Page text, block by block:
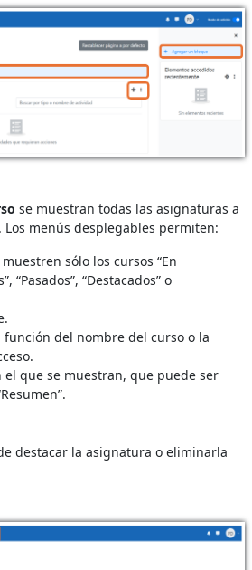
se muestran todas las asignaturas a
Los menús desplegables permiten:
sólo los cursos “En
“Pasados”, “Destacados” o
del nombre del curso o la
que se muestran, que puede ser
destacar la asignatura o eliminarla